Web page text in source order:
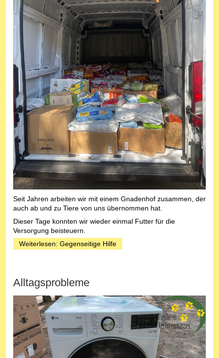
Seit Jahren arbeiten wir mit einem Gnadenhof zusammen, der
auch ab und zu Tiere von uns übernommen hat.
Dieser Tage konnten wir wieder einmal Futter für die
Versorgung beisteuern.
Weiterlesen: Gegenseitige Hilfe
Alltagsprobleme